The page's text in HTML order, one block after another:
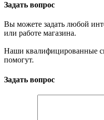
Задать вопрос
Вы можете задать любой
или работе магазина.
Наши квалифицированные
помогут.
Задать вопрос